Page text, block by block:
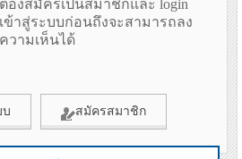
ต้องสมัครเป็นสมาชิกและ login
เข้าสู่ระบบก่อนถึงจะสามารถลง
ความเห็นได้
บ สมัครสมาชิก